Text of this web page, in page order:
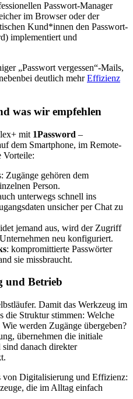
Passwort-Manager
im Browser oder der
Kund*innen den Passwort-
implementiert und
„Passwort vergessen“-Mails,
deutlich mehrEffizienz
was wir empfehlen
mit 1Password –
dem Smartphone, im Remote-
Vorteile:
Zugänge gehören dem
Person.
unterwegs schnell ins
unsicher per Chat zu
jemand aus, wird der Zugriff
neu konfiguriert.
: kompromittierte Passwörter
sie missbraucht.
und Betrieb
Damit das Werkzeug im
Struktur stimmen: Welche
werden Zugänge übergeben?
übernehmen die initiale
danach direkter
von Digitalisierung und Effizienz:
die im Alltag einfach